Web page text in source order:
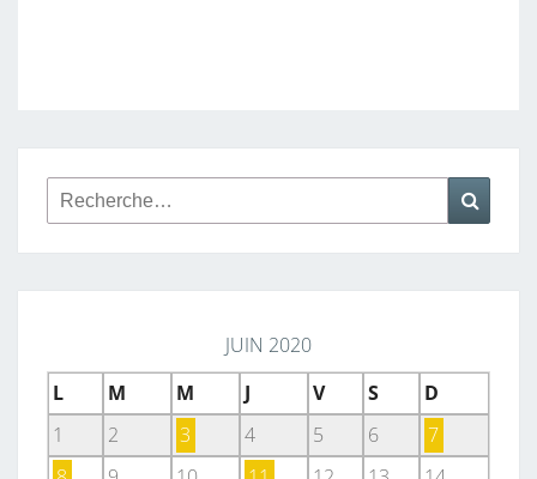
Rechercher :
JUIN 2020
L
M M J V S
D
1
2 3 4 5 6
7